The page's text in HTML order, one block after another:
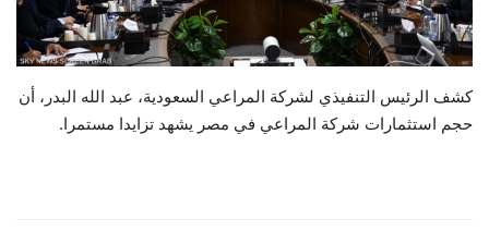
حياة
كشف الرئيس التنفيذي لشركة المراعي السعودية، عبد الله البدر، أن
حجم استثمارات شركة المراعي في مصر يشهد تزايدا مستمرا.